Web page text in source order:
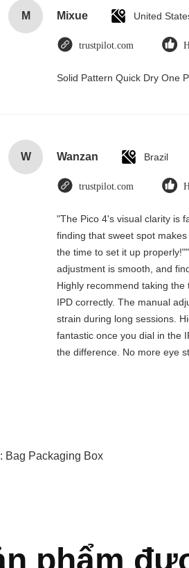
M Mixue United
trustpilot.com
Solid Pattern Quick Dry One
W Wanzan Brazil
trustpilot.com
"The Pico 4's visual clarity is
finding that sweet spot
the time to set it up
adjustment is smooth, and
Highly recommend taking
IPD correctly. The manual
strain during long sessions.
fantastic once you dial in the
the difference. No more eye
Bag Packaging Box
phẩm